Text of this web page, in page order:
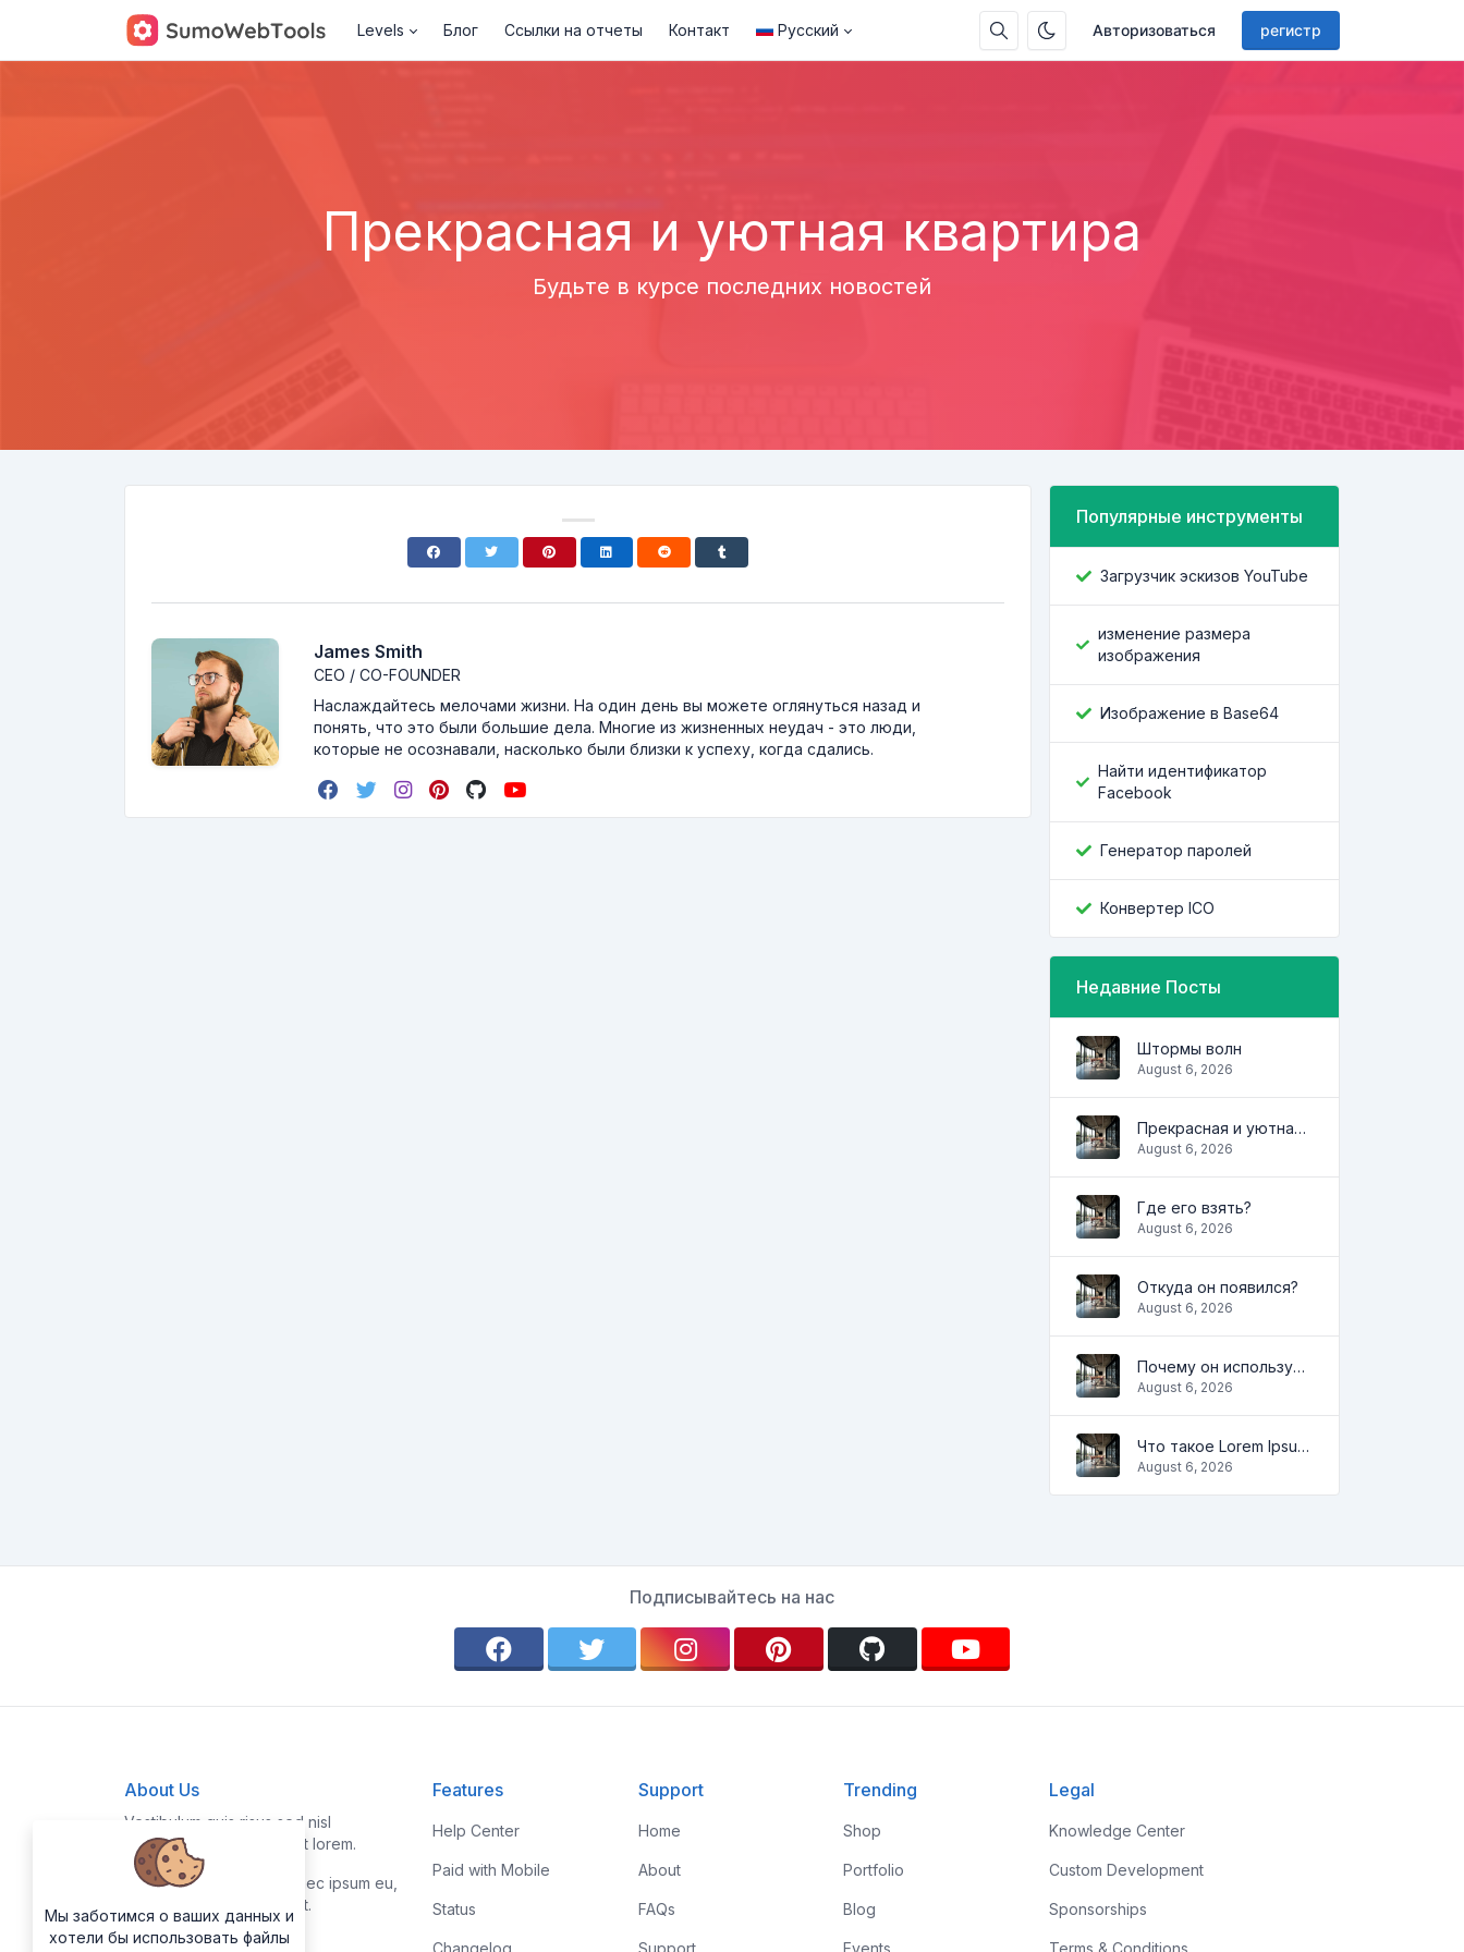
Авторизоваться регистр
Levels Блог Ссылки на отчеты Контакт Русский
Прекрасная и уютная квартира
Будьте в курсе последних новостей
James Smith
CEO / CO-FOUNDER
Наслаждайтесь мелочами жизни. На один день вы можете оглянуться назад и
понять, что это были большие дела. Многие из жизненных неудач - это люди,
которые не осознавали, насколько были близки к успеху, когда сдались.
Популярные инструменты
Загрузчик эскизов YouTube
изменение размера
изображения
Изображение в Base64
Найти идентификатор
Facebook
Генератор паролей
Конвертер ICO
Недавние Посты
Штормы волн
August 6, 2026
Прекрасная и уютная квартира
August 6, 2026
Где его взять?
August 6, 2026
Откуда он появился?
August 6, 2026
Почему он используется?
August 6, 2026
Что такое Lorem Ipsum?
August 6, 2026
Подписывайтесь на нас
About Us
Vestibulum quis risus sed nisl
pellentesque aliquet et et lorem.
Fusce nibh nisl, gravida nec ipsum eu,
feugiat condimentum velit.
Features
Help Center
Paid with Mobile
Status
Changelog
Support
Home
About
FAQs
Support
Trending
Shop
Portfolio
Blog
Events
Legal
Knowledge Center
Custom Development
Sponsorships
Terms & Conditions
Мы заботимся о ваших данных и
хотели бы использовать файлы